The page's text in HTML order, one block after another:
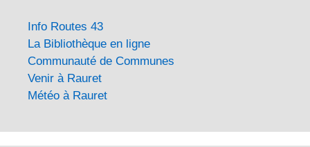
Info Routes 43
La Bibliothèque en ligne
Communauté de Communes
Venir à Rauret
Météo à Rauret